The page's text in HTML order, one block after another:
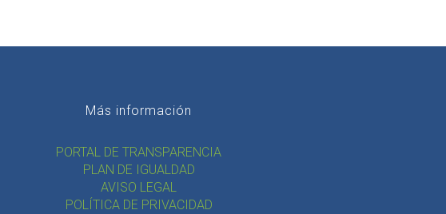
Más información
PORTAL DE TRANSPARENCIA
PLAN DE IGUALDAD
AVISO LEGAL
POLÍTICA DE PRIVACIDAD